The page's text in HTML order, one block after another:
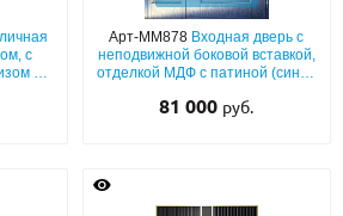
с
и
Арт-ММ878 Входная дверь с
неподвижной боковой вставкой,
отделкой МДФ с патиной (синий
81 000 руб.